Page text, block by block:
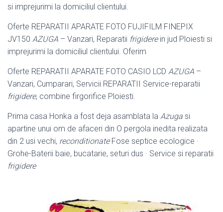
si imprejurimi la domiciliul clientului.
Oferte REPARATII APARATE FOTO FUJIFILM FINEPIX
JV150 AZUGA – Vanzari, Reparatii frigiderein jud Ploiesti si
imprejurimi la domiciliul clientului. Oferim
Oferte REPARATII APARATE FOTO CASIO LCD AZUGA –
Vanzari, Cumparari, Servicii REPARATII Service-reparatii
frigidere, combine firgorifice Ploiesti.
Prima casa Honka a fost deja asamblata la Azuga si
apartine unui om de afaceri din O pergola inedita realizata
din 2 usi vechi, reconditionateFose septice ecologice ·
Grohe-Baterii baie, bucatarie, seturi dus · Service si reparatii
frigidere